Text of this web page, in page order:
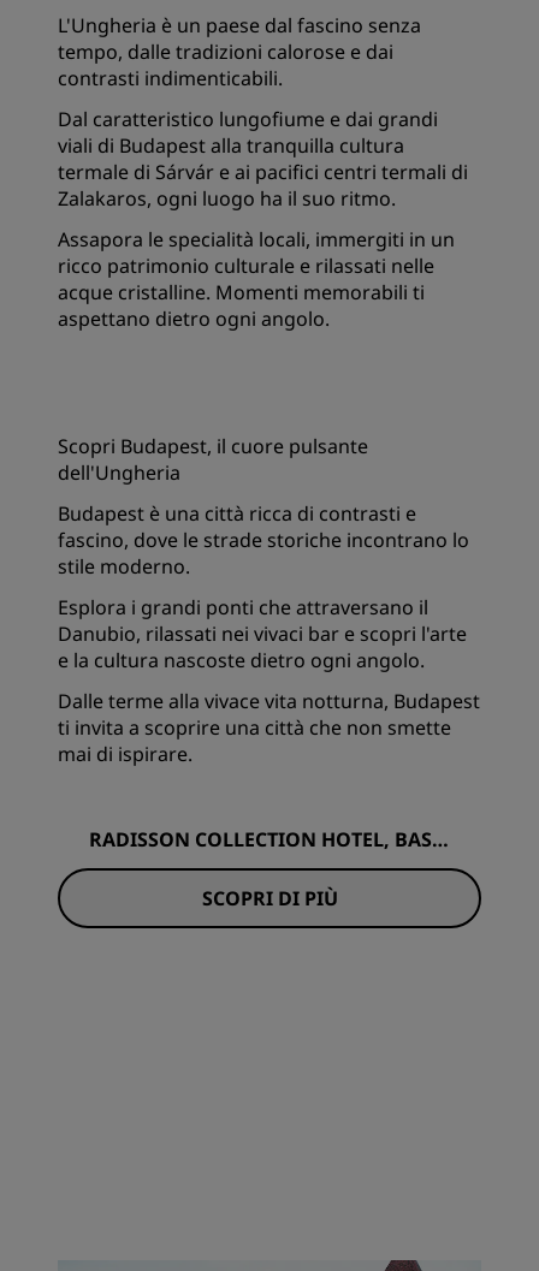
L'Ungheria è un paese dal fascino senza
tempo, dalle tradizioni calorose e dai
contrasti indimenticabili.
Dal caratteristico lungofiume e dai grandi
viali di Budapest alla tranquilla cultura
termale di Sárvár e ai pacifici centri termali di
Zalakaros, ogni luogo ha il suo ritmo.
Assapora le specialità locali, immergiti in un
ricco patrimonio culturale e rilassati nelle
acque cristalline. Momenti memorabili ti
aspettano dietro ogni angolo.
Scopri Budapest, il cuore pulsante
dell'Ungheria
Budapest è una città ricca di contrasti e
fascino, dove le strade storiche incontrano lo
stile moderno.
Esplora i grandi ponti che attraversano il
Danubio, rilassati nei vivaci bar e scopri l'arte
e la cultura nascoste dietro ogni angolo.
Dalle terme alla vivace vita notturna, Budapest
ti invita a scoprire una città che non smette
mai di ispirare.
RADISSON COLLECTION HOTEL, BASIL
ICA BUDAPEST
SCOPRI DI PIÙ